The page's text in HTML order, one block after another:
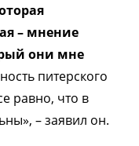
– мнение
они мне
питерского
равно, что в
– заявил он.